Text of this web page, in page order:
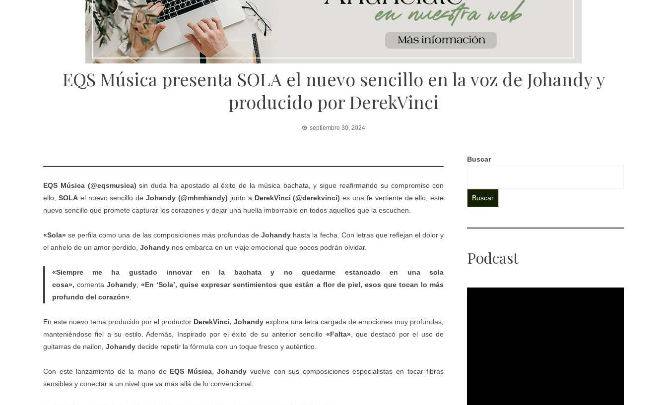
EQS Música presenta SOLA el nuevo sencillo en la voz de Johandy y
producido por DerekVinci
septiembre 30, 2024
EQS Música (@eqsmusica) sin duda ha apostado al éxito de la música bachata, y sigue reafirmando su compromiso con
ello, SOLAel nuevo sencillo deJohandy (@mhmhandy) junto a DerekVinci (@derekvinci) es una fe vertiente de ello, este
nuevo sencillo que promete capturar los corazones y dejar una huella imborrable en todos aquellos que la escuchen.
«Sola» se perfila como una de las composiciones más profundas deJohandy hasta la fecha. Con letras que reflejan el dolor y
el anhelo de un amor perdido, Johandy nos embarca en un viaje emocional que pocos podrán olvidar.
«Siempre me ha gustado innovar en la bachata y no quedarme estancado en una sola
cosa», comenta Johandy, «En ‘Sola’, quise expresar sentimientos que están a flor de piel, esos que tocan lo más
profundo del corazón»
En este nuevo tema producido por el productor DerekVinci, Johandy explora una letra cargada de emociones muy profundas,
manteniéndose fiel a su estilo. Además, Inspirado por el éxito de su anterior sencillo «Falta» , que destacó por el uso de
guitarras de nailon, Johandy decide repetir la fórmula con un toque fresco y auténtico.
Con este lanzamiento de la mano de EQS Música,Johandy vuelve con sus composiciones especialistas en tocar fibras
sensibles y conectar a un nivel que va más allá de lo convencional.
Buscar
Buscar
Podcast